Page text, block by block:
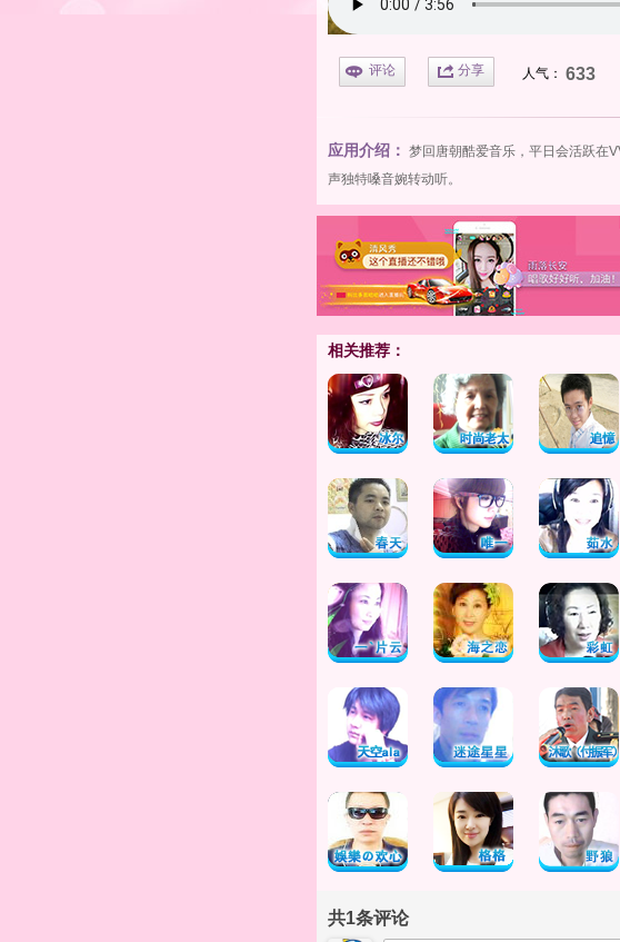
评论 分享 人气： 633
应用介绍： 梦回唐朝酷爱音乐，平日会活跃在
声独特嗓音婉转动听。
相关推荐：
共1条评论